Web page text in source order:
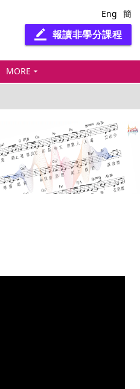
Eng 簡
border_color 報讀非學分課程
MORE arrow_drop_down